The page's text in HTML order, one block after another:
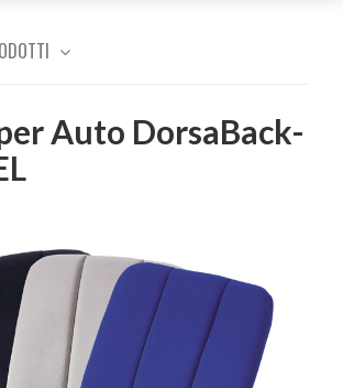
Auto DorsaBack-